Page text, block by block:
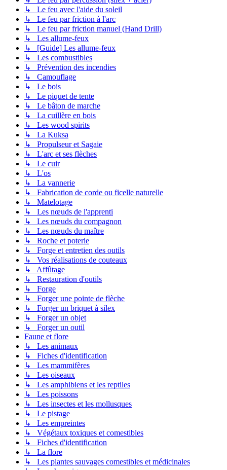
↳ Le feu avec l'aide du soleil
↳ Le feu par friction à l'arc
↳ Le feu par friction manuel (Hand Drill)
↳ Les allume-feux
↳ [Guide] Les allume-feux
↳ Les combustibles
↳ Prévention des incendies
↳ Camouflage
↳ Le bois
↳ Le piquet de tente
↳ Le bâton de marche
↳ La cuillère en bois
↳ Les wood spirits
↳ La Kuksa
↳ Propulseur et Sagaie
↳ L'arc et ses flèches
↳ Le cuir
↳ L'os
↳ La vannerie
↳ Fabrication de corde ou ficelle naturelle
↳ Matelotage
↳ Les nœuds de l'apprenti
↳ Les nœuds du compagnon
↳ Les nœuds du maître
↳ Roche et poterie
↳ Forge et entretien des outils
↳ Vos réalisations de couteaux
↳ Affûtage
↳ Restauration d'outils
↳ Forge
↳ Forger une pointe de flèche
↳ Forger un briquet à silex
↳ Forger un objet
↳ Forger un outil
Faune et flore
↳ Les animaux
↳ Fiches d'identification
↳ Les mammifères
↳ Les oiseaux
↳ Les amphibiens et les reptiles
↳ Les poissons
↳ Les insectes et les mollusques
↳ Le pistage
↳ Les empreintes
↳ Végétaux toxiques et comestibles
↳ Fiches d'identification
↳ La flore
↳ Les plantes sauvages comestibles et médicinales